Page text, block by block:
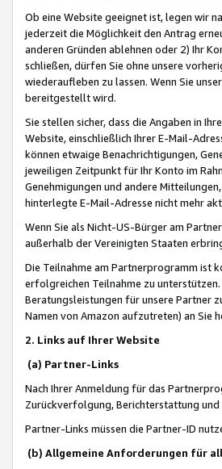
Ob eine Website geeignet ist, legen wir
jederzeit die Möglichkeit den Antrag
anderen Gründen ablehnen oder 2) Ihr
schließen, dürfen Sie ohne unsere
wiederaufleben zu lassen. Wenn Sie
bereitgestellt wird.
Sie stellen sicher, dass die Angaben in
Website, einschließlich Ihrer E-Mail-
können etwaige Benachrichtigungen,
jeweiligen Zeitpunkt für Ihr Konto im
Genehmigungen und andere
hinterlegte E-Mail-Adresse nicht mehr
Wenn Sie als Nicht-US-Bürger am
außerhalb der Vereinigten Staaten
Die Teilnahme am Partnerprogramm ist
erfolgreichen Teilnahme zu
Beratungsleistungen für unsere Partner
Namen von Amazon aufzutreten) an Sie
2. Links auf Ihrer Website
(a) Partner-Links
Nach Ihrer Anmeldung für das
Zurückverfolgung, Berichterstattung
Partner-Links müssen die Partner-ID
(b) Allgemeine Anforderungen für